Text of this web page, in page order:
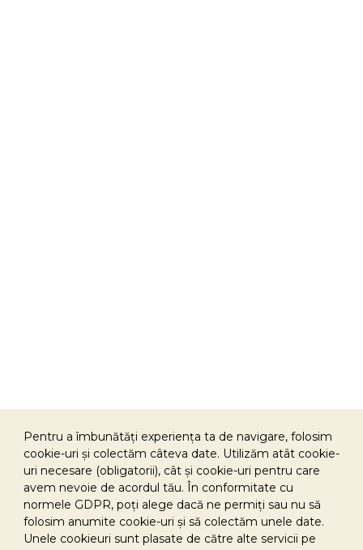
Pentru a îmbunătăți experiența ta de navigare, folosim
cookie-uri și colectăm câteva date. Utilizăm atât cookie-
uri necesare (obligatorii), cât și cookie-uri pentru care
avem nevoie de acordul tău. În conformitate cu
normele GDPR, poți alege dacă ne permiți sau nu să
folosim anumite cookie-uri și să colectăm unele date.
Unele cookieuri sunt plasate de către alte servicii pe
Sponsorizare
Politica de cookies